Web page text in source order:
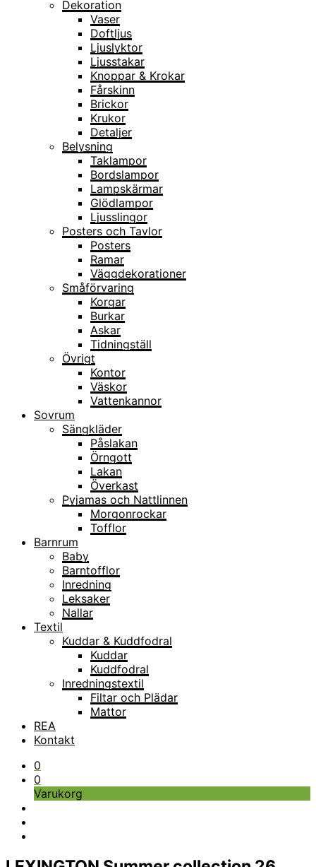
Dekoration
Vaser
Doftljus
Ljuslyktor
Ljusstakar
Knoppar & Krokar
Fårskinn
Brickor
Krukor
Detaljer
Belysning
Taklampor
Bordslampor
Lampskärmar
Glödlampor
Ljusslingor
Posters och Tavlor
Posters
Ramar
Väggdekorationer
Småförvaring
Korgar
Burkar
Askar
Tidningställ
Övrigt
Kontor
Väskor
Vattenkannor
Sovrum
Sängkläder
Påslakan
Örngott
Lakan
Överkast
Pyjamas och Nattlinnen
Morgonrockar
Tofflor
Barnrum
Baby
Barntofflor
Inredning
Leksaker
Nallar
Textil
Kuddar & Kuddfodral
Kuddar
Kuddfodral
Inredningstextil
Filtar och Plädar
Mattor
REA
Kontakt
0
0
Varukorg